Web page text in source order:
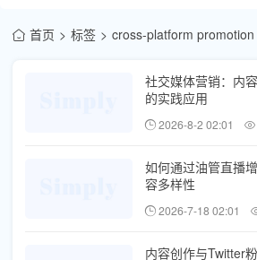
首页 标签 cross-platform promotion
社交媒体营销：内
的实践应用
2026-8-2 02:01
如何通过油管直播
容多样性
2026-7-18 02:01
内容创作与Twitter